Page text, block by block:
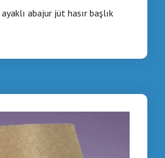
abajur jüt hasır başlık